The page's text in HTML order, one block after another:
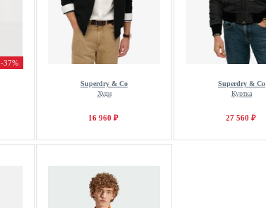
-37%
Superdry & Co
Худи
16 960 ₽
Superdry & Co
Куртка
27 560 ₽